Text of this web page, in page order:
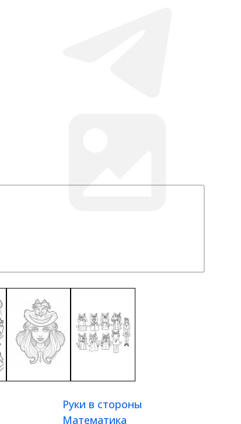
Руки в стороны
Математика